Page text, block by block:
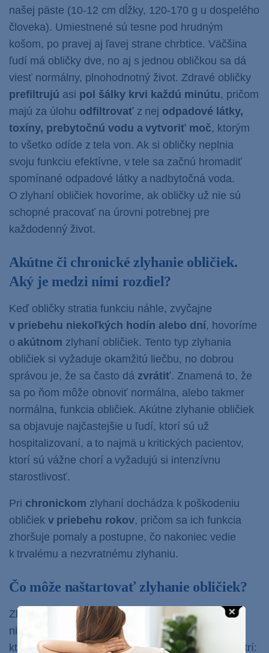
našej päste (10-12 cm dĺžky, 120-170 g u dospelého
človeka). Umiestnené sú tesne pod hrudným
košom, po pravej aj ľavej strane chrbtice. Väčšina
ľudí má obličky dve, no aj s jednou obličkou sa dá
viesť normálny, plnohodnotný život. Zdravé obličky
prefiltrujú asi pol šálky krvi každú minútu, pričom
majú za úlohu odfiltrovať z nej odpadové látky,
toxíny, prebytočnú vodu a vytvoriť moč, ktorým
to všetko odíde z tela von. Ak si obličky neplnia
svoju funkciu efektívne, v tele sa začnú hromadiť
spomínané odpadové látky a nadbytočná voda.
O zlyhaní obličiek hovoríme, ak obličky už nie sú
schopné pracovať na úrovni potrebnej pre
každodenný život.
Akútne či chronické zlyhanie obličiek.
Aký je medzi nimi rozdiel?
Keď obličky stratia funkciu náhle, zvyčajne
v priebehu niekoľkých hodín alebo dní, hovoríme
o akútnom zlyhaní obličiek. Tento typ zlyhania
obličiek si vyžaduje okamžitú liečbu, no dobrou
správou je, že sa často dá zvrátiť. Znamená to, že
sa po ňom môže obnoviť normálna, alebo takmer
normálna, funkcia obličiek. Akútne zlyhanie obličiek
sa objavuje najčastejšie u ľudí, ktorí sú už
hospitalizovaní, a to najmä u kritických pacientov,
ktorí sú vážne chorí a vyžadujú si intenzívnu
starostlivosť.
Pri chronickom zlyhaní dochádza k poškodeniu
obličiek v priebehu rokov, pričom sa ich funkcia
zhoršuje pomaly a postupne, čo nakoniec vedie
k trvalému a nezvratnému zlyhaniu.
Čo môže naštartovať zlyhanie obličiek?
Zlyhanie obličiek môže byť výsledkom hneď
niekoľkých stavov. Medzi dve najčastejšie príčiny,
ktoré vedú k chronickému zlyhaniu obličiek patrí: